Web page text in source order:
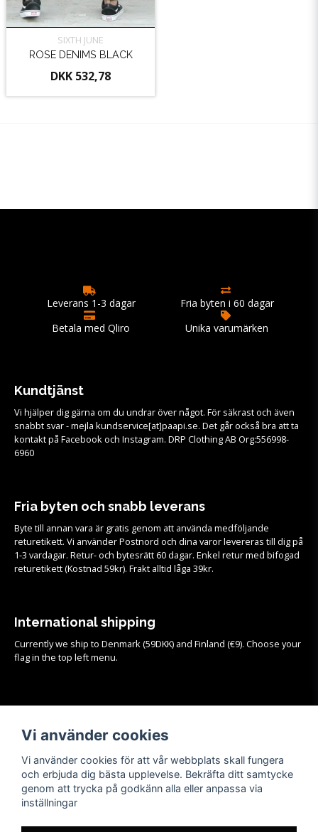
SIXTH JUNE
ROSE DENIMS BLACK
DKK 532,78
Leverans 1-3 dagar
Fria byten i 60 dagar
Betala med Qliro
Unika varumärken
Kundtjänst
Vi hjälper dig gärna om du undrar över något. För säkrast och även
snabbt svar - mejla kundservice[at]paapi.se. Det går också bra att ta
kontakt på Facebook och Instagram. DRP Clothing AB Org:556998-
6960
Fria byten och snabb leverans
Byte till annan vara är gratis genom att använda medföljande
returetikett. Vi använder Postnord och dina varor levereras till dig på
1-3 vardagar. Retur- och bytesrätt 60 dagar. Enkel retur med bifogad
returetikett (Kostnad 59kr). Frakt alltid låga 39kr.
International shipping
Currently we ship to Denmark (59DKK) and Finland (€9). Choose your
flag in the top left menu.
Se samtliga köpvillkor och mer info om frakt, retur och byten
Vi använder cookies
Vi använder cookies för att vår webbplats skall fungera
och erbjuda dig bästa upplevelse. Bekräfta ditt samtycke
genom att trycka på godkänn alla eller anpassa via
inställningar